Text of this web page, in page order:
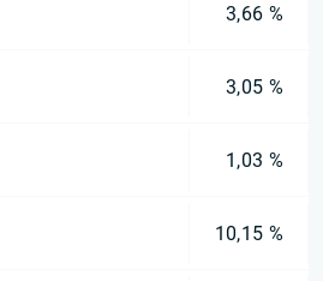
3,66 %
3,05 %
1,03 %
10,15 %